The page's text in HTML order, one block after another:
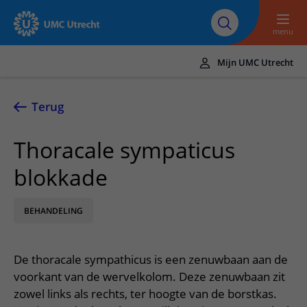
Naar hoofdinhoud
Over UMC
Utrecht
Research
Werken bij het UMC
Utrecht
menu
UMC Utrecht
Zorg en behandeling
Ziekten en aandoeningen
Behandelingen
Verpleegafdelingen
Onze zorgverleners
Afspraak en opname
Afspraak maken of wijzigen
Opname in het ziekenhuis
Voorbereiding op uw afspraak
Apotheek
Winkels en restaurants
Spoed
Contactgegevens
Verwijzers
Patiënt verwijzen
Mijn UMC Utrecht
Terug
Thoracale sympaticus
blokkade
BEHANDELING
De thoracale sympathicus is een zenuwbaan aan de
voorkant van de wervelkolom. Deze zenuwbaan zit
zowel links als rechts, ter hoogte van de borstkas.